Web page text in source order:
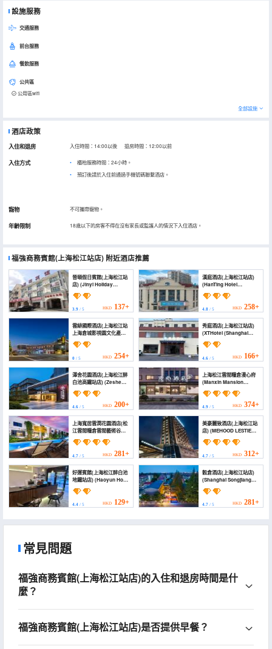
設施服務
交通服務
前台服務
餐飲服務
公共區
公用區wifi
全部設施
酒店政策
入住和退房 入住時間：14:00以後 退房時間：12:00以前
入住方式
櫃枱服務時間：24小時。
預訂後請於入住前通過手機號碼聯繫酒店。
寵物 不可攜帶寵物。
年齡限制 18歲以下的房客不得在沒有家長或監護人的情況下入住酒店。
福強商務賓館(上海松江站店) 附近酒店推薦
晉頤假日賓館(上海松江站
店) (Jinyi Holiday
Hostel (Shanghai South
Songjiang Railway
Station))
3.9 / 5 HKD 137+
漢庭酒店(上海松江站店)
(HanTing Hotel
(Shanghai Songjiang
Station))
4.8/ 5 HKD 258+
雲緋國際酒店(上海松江站
上海倉城影視園文化產業
園店) (Yunfei
International Hotel
(Cangcheng Film Park,
Songjiang Station
Shanghai))
0 / 5 HKD 254+
秀庭酒店(上海松江站店)
(XTHotel (Shanghai
Songjiang Station
Store))
4.6/ 5 HKD 166+
澤舍花園酒店(上海松江醉
白池高鐵站店) (Zeshe
Garden Hotel (Shanghai
Songjiang Zuibaichi
Metro Station Branch))
4.6 / 5 HKD 200+
上海松江雲間糧倉漫心府
(Manxin Mansion
Shanghai Songjiang
Yun Jian Granary)
4.9/ 5 HKD 374+
上海寬居雲澗花園酒店(松
江雲間糧倉雲間藝術谷店)
(Kuan Ju Yun Jian
Garden Hotel)
4.7 / 5 HKD 281+
美豪麗致酒店(上海松江站
店) (MEHOOD LESTIE
Hotel (Shanghai
Songjiang Station))
4.7/ 5 HKD 312+
好運賓館(上海松江醉白池
地鐵站店) (Haoyun Hotel
(Shanghai Songjiang
Zuibaichi Subway
Station))
4.4 / 5 HKD 129+
穀倉酒店(上海松江站店)
(Shanghai Songjiang
Yunjian Grain Store
Guyan Hotel)
4.7/ 5 HKD 281+
常見問題
福強商務賓館(上海松江站店)的入住和退房時間是什
麼？
福強商務賓館(上海松江站店)是否提供早餐？